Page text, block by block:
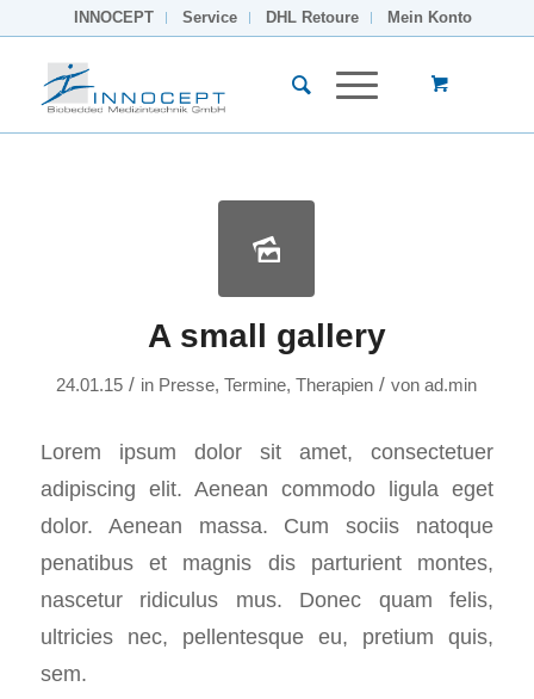
INNOCEPT Service DHL Retoure Mein Konto
A small gallery
24.01.15 / in Presse,Termine,Therapien / vonad.min
Lorem ipsum dolor sit amet, consectetuer
adipiscing elit. Aenean commodo ligula eget
dolor. Aenean massa. Cum sociis natoque
penatibus et magnis dis parturient montes,
nascetur ridiculus mus. Donec quam felis,
ultricies nec, pellentesque eu, pretium quis,
sem.